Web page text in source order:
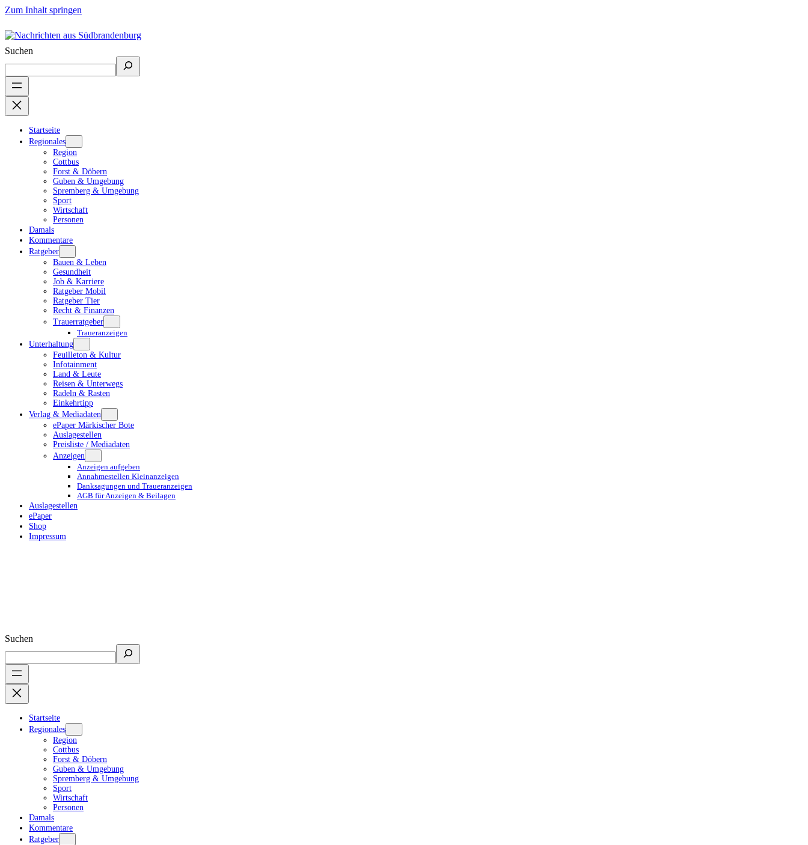
Zum Inhalt springen
Suchen
Startseite
Regionales
Region
Cottbus
Forst & Döbern
Guben & Umgebung
Spremberg & Umgebung
Sport
Wirtschaft
Personen
Damals
Kommentare
Ratgeber
Bauen & Leben
Gesundheit
Job & Karriere
Ratgeber Mobil
Ratgeber Tier
Recht & Finanzen
Trauerratgeber
Traueranzeigen
Unterhaltung
Feuilleton & Kultur
Infotainment
Land & Leute
Reisen & Unterwegs
Radeln & Rasten
Einkehrtipp
Verlag & Mediadaten
ePaper Märkischer Bote
Auslagestellen
Preisliste / Mediadaten
Anzeigen
Anzeigen aufgeben
Annahmestellen Kleinanzeigen
Danksagungen und Traueranzeigen
AGB für Anzeigen & Beilagen
Auslagestellen
ePaper
Shop
Impressum
Suchen
Startseite
Regionales
Region
Cottbus
Forst & Döbern
Guben & Umgebung
Spremberg & Umgebung
Sport
Wirtschaft
Personen
Damals
Kommentare
Ratgeber